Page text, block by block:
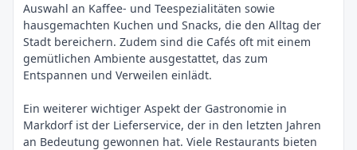
Auswahl an Kaffee- und Teespezialitäten sowie
hausgemachten Kuchen und Snacks, die den Alltag der
Stadt bereichern. Zudem sind die Cafés oft mit einem
gemütlichen Ambiente ausgestattet, das zum
Entspannen und Verweilen einlädt.
Ein weiterer wichtiger Aspekt der Gastronomie in
Markdorf ist der Lieferservice, der in den letzten Jahren
an Bedeutung gewonnen hat. Viele Restaurants bieten